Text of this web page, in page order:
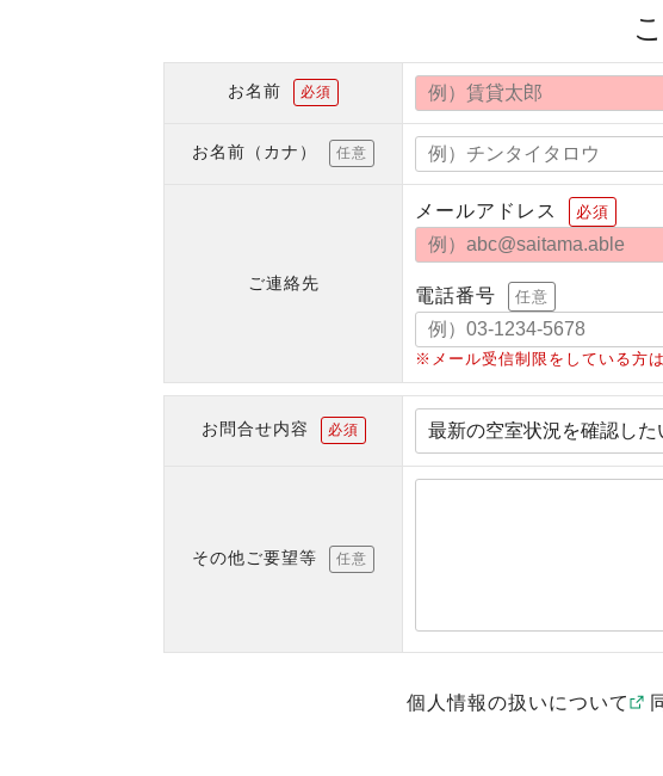
お名前 必須
お名前（カナ） 任意
ご連絡先
メールアドレス 必須
電話番号 任意
※メール受信制限をしている方
お問合せ内容 必須
その他ご要望等 任意
個人情報の扱いについて